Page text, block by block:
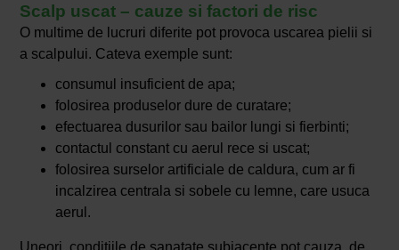
Scalp uscat – cauze si factori de risc
O multime de lucruri diferite pot provoca uscarea pielii si
a scalpului. Cateva exemple sunt:
consumul insuficient de apa;
folosirea produselor dure de curatare;
efectuarea dusurilor sau bailor lungi si fierbinti;
contactul constant cu aerul rece si uscat;
folosirea surselor artificiale de caldura, cum ar fi
incalzirea centrala si sobele cu lemne, care usuca
aerul.
Uneori, conditiile de sanatate subiacente pot cauza, de